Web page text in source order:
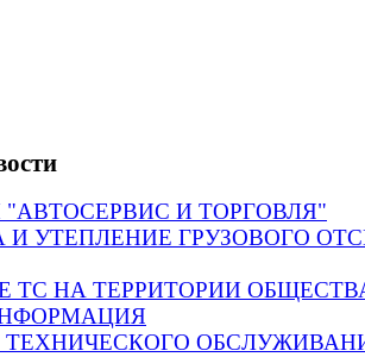
И ТОРГОВЛЯ"
УТЕПЛЕНИЕ ГРУЗОВОГО
ТС НА ТЕРРИТОРИИ